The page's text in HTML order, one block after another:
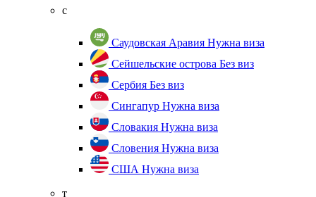
с
Саудовская Аравия Нужна виза
Сейшельские острова Без виз
Сербия Без виз
Сингапур Нужна виза
Словакия Нужна виза
Словения Нужна виза
США Нужна виза
т